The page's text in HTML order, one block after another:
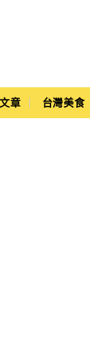
章 台灣美食